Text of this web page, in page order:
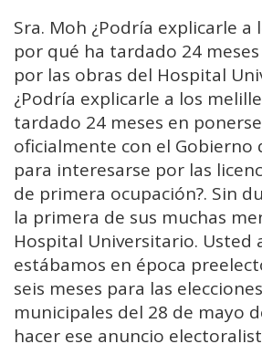
Sra. Moh ¿Podría explicarle a
por qué ha tardado 24
por las obras del Hospital
¿Podría explicarle a los
tardado 24 meses en
oficialmente con el Gobierno
para interesarse por las
de primera ocupación?. Sin
la primera de sus muchas
Hospital Universitario. Usted
estábamos en época
seis meses para las
municipales del 28 de mayo
hacer ese anuncio